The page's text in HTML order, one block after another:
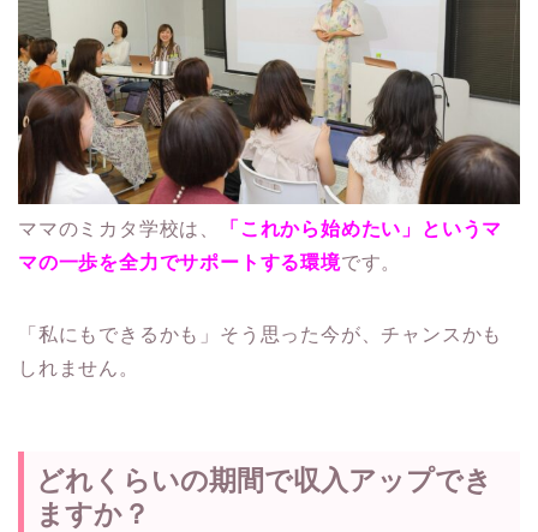
ママのミカタ学校は、
「これから始めたい」というマ
マの一歩を全力でサポートする環境です。
「私にもできるかも」そう思った今が、チャンスかも
しれません。
どれくらいの期間で収入アップでき
ますか？